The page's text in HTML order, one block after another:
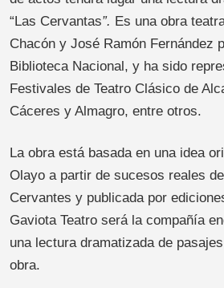
“Las Cervantas”. Es una obra
Chacón y José Ramón Fernández
Biblioteca Nacional, y ha sido
Festivales de Teatro Clásico de
Cáceres y Almagro, entre otros.
La obra está basada en una idea
Olayo a partir de sucesos reales
Cervantes y publicada por
Gaviota Teatro será la compañía
una lectura dramatizada de
obra.